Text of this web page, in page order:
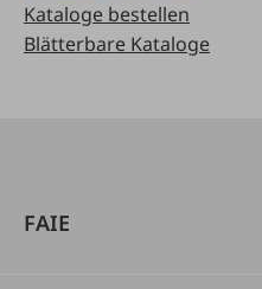
Kataloge bestellen
Blätterbare Kataloge
FAIE